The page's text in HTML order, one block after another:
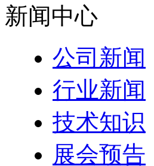
新闻中心
公司新闻
行业新闻
技术知识
展会预告